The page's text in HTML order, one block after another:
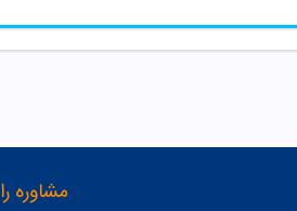
مشاوره